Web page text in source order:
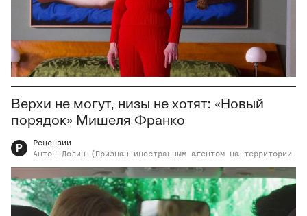
Верхи не могут, низы не хотят: «Новый
порядок» Мишеля Франко
Р
Рецензии
Антон
Долин (Признан иностранным агентом на территории